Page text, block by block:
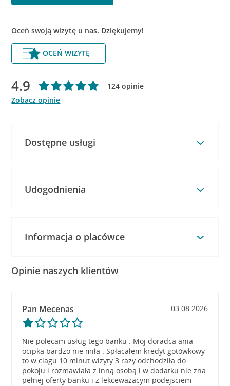
Oceń swoją wizytę u nas. Dziękujemy!
OCEŃ WIZYTĘ
4.9
124 opinie
Zobacz opinie
Dostępne usługi
Udogodnienia
Informacja o placówce
Opinie naszych klientów
Pan Mecenas 03.08.2026
Nie polecam usług tego banku . Moj doradca ania
ocipka bardzo nie miła . Spłacałem kredyt gotówkowy
to w ciagu 10 minut wizyty 3 razy odchodziła do
pokoju i rozmawiała z inną osobą i w dodatku nie zna
pełnej oferty banku i z lekceważacym podejsciem